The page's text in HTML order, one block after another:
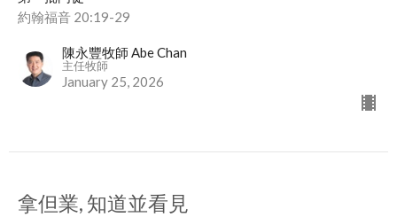
約翰福音 20:19-29
陳永豐牧師 Abe Chan
主任牧師
January 25, 2026
拿但業, 知道並看見